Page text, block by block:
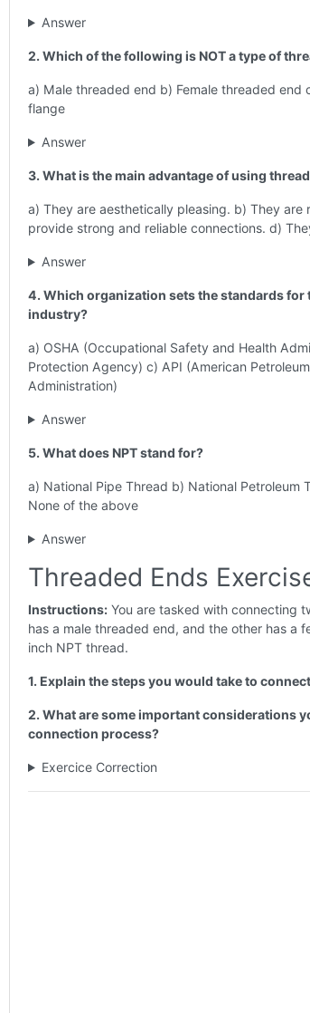
Answer
2. Which of the following is NOT a type of
a) Male threaded end b) Female threaded
flange
Answer
3. What is the main advantage of using
a) They are aesthetically pleasing. b) They
provide strong and reliable connections. d)
Answer
4. Which organization sets the standards for
industry?
a) OSHA (Occupational Safety and Health
Protection Agency) c) API (American
Administration)
Answer
5. What does NPT stand for?
a) National Pipe Thread b) National Petroleum
None of the above
Answer
Threaded Ends
Instructions: You are tasked with connecting
has a male threaded end, and the other has a
inch NPT thread.
1. Explain the steps you would take to
2. What are some important considerations
connection process?
Exercice Correction